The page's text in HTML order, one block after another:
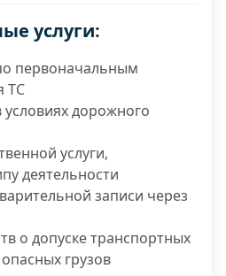
услуги:
первоначальным
ТС
дорожного
услуги,
деятельности
записи через
о допуске транспортных
грузов